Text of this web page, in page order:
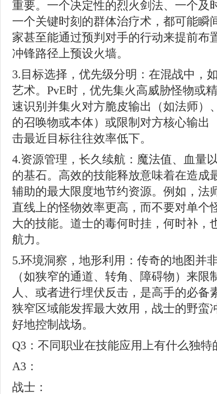
重要。一个决定性的烈火剑法、一个及
一个关键时刻的群体治疗术，都可能瞬
家甚至能通过预判对手的行动来提前布
冲锋路径上预设火墙。
3.目标选择，优先级分明：在混战中，
艺术。PvE时，优先集火高威胁怪物或
速识别并集火对方脆皮输出（如法师）
的召唤物或本体）或限制对方核心输出
击最近目标往往效率低下。
4.资源管理，长久续航：魔法值、血量
的基石。高效的技能释放意味着在造成
辅助的最大限度地节约资源。例如，法
直线上的怪物效率更高，而不要对单个
大的技能。道士的毒何时挂，何时补，
航力。
5.环境洞察，地形利用：传奇的地图并
（如狭窄的通道、转角、障碍物）来限
人、或者进行埋伏反击，是高手的必备
狭窄区域能发挥最大效用，战士的野蛮
好地控制战场。
Q3：不同职业在技能应用上有什么独特
A3：
战士：